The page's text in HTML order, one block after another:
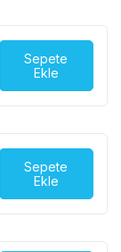
Sepete
Ekle
Sepete
Ekle